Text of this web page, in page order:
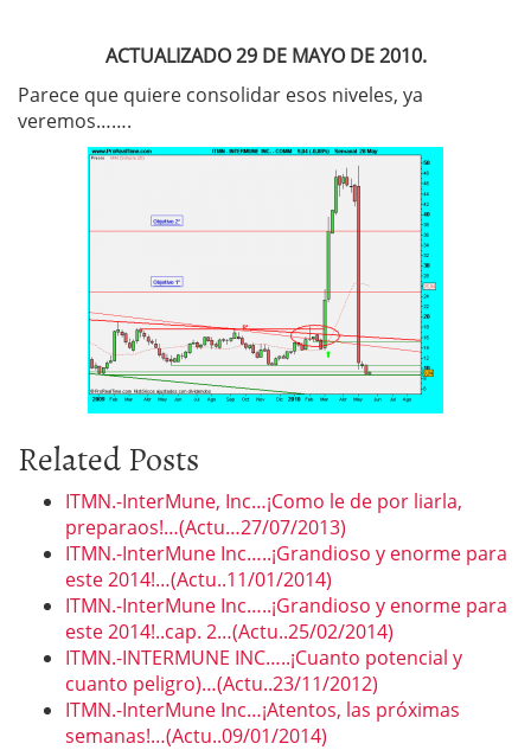
ACTUALIZADO 29 DE MAYO DE 2010.
Parece que quiere consolidar esos niveles, ya
veremos…….
Related Posts
ITMN.-InterMune, Inc…¡Como le de por liarla,
preparaos!…(Actu…27/07/2013)
ITMN.-InterMune Inc…..¡Grandioso y enorme para
este 2014!…(Actu..11/01/2014)
ITMN.-InterMune Inc…..¡Grandioso y enorme para
este 2014!..cap. 2…(Actu..25/02/2014)
ITMN.-INTERMUNE INC…..¡Cuanto potencial y
cuanto peligro)…(Actu..23/11/2012)
ITMN.-InterMune Inc…¡Atentos, las próximas
semanas!…(Actu..09/01/2014)